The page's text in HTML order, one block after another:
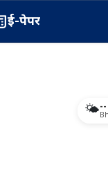
ई-पेपर
🌤️--